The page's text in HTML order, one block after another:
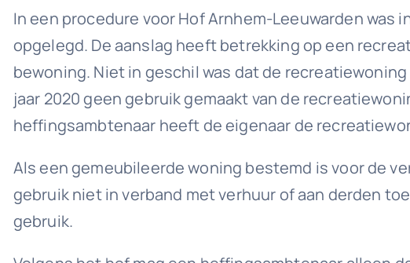
In een procedure voor Hof Arnhem-Leeuwarden
opgelegd. De aanslag heeft betrekking op een
bewoning. Niet in geschil was dat de
jaar 2020 geen gebruik gemaakt van de
heffingsambtenaar heeft de eigenaar de
Als een gemeubileerde woning bestemd is voor de
gebruik niet in verband met verhuur of aan derden
gebruik.